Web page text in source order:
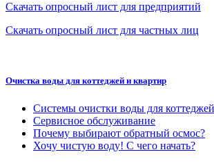
Скачать опросный лист для предприятий
Скачать опросный лист для частных лиц
Очистка воды для коттеджей и квартир
Системы очистки воды для
Сервисное обслуживание
Почему выбирают обратный осмос?
Хочу чистую воду! С чего начать?